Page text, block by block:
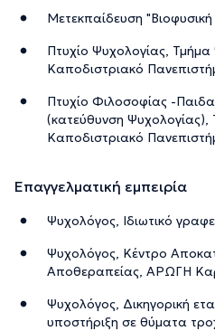
Μετεκπαίδευση
Πτυχίο Ψυχολογίας, Τμήμα
Καποδιστριακό
Πτυχίο Φιλοσοφίας -
(κατεύθυνση
Καποδιστριακό
Επαγγελματική εμπειρία
Ψυχολόγος, Ιδιωτικό
Ψυχολόγος, Κέντρο
Αποθεραπείας, ΑΡΩΓΗ
Ψυχολόγος, Δικηγορική
υποστήριξη σε θύματα